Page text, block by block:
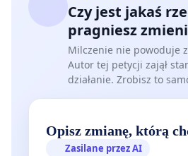
Czy jest jakaś
pragniesz
Milczenie nie powoduje
Autor tej petycji zajął
działanie. Zrobisz to
Opisz zmianę, którą
Zasilane przez AI